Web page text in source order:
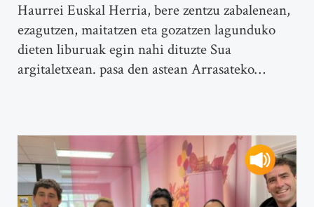
Haurrei Euskal Herria, bere zentzu zabalenean,
ezagutzen, maitatzen eta gozatzen lagunduko
dieten liburuak egin nahi dituzte Sua
argitaletxean. pasa den astean Arrasateko…